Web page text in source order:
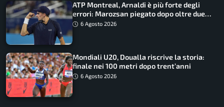
ATP Montreal, Arnaldi è più forte degli
errori: Marozsan piegato dopo oltre due
ore6 Agosto 2026
Mondiali U20, Doualla riscrive la storia:
finale nei 100 metri dopo trent’anni
6 Agosto 2026